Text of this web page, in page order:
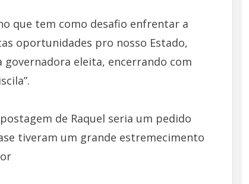
que tem como desafio enfrentar a
oportunidades pro nosso Estado,
eleita, encerrando com
de Raquel seria um pedido
tiveram um grande estremecimento